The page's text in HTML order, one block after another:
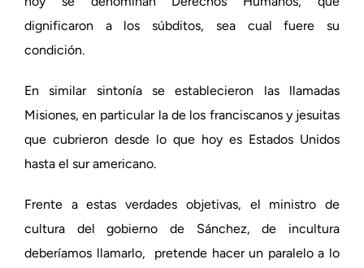
dignificaron a los súbditos, sea cual fuere su
condición.
En similar sintonía se establecieron las llamadas
Misiones, en particular la de los franciscanos y jesuitas
que cubrieron desde lo que hoy es Estados Unidos
hasta el sur americano.
Frente a estas verdades objetivas, el ministro de
cultura del gobierno de Sánchez, de incultura
deberíamos llamarlo, pretende hacer un paralelo a lo